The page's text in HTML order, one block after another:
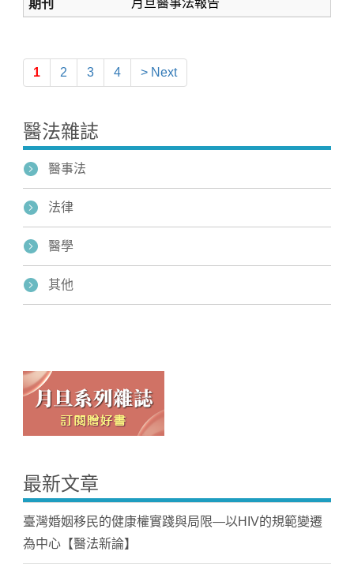
月旦醫事法報告
1 2 3 4 > Next
醫法雜誌
醫事法
法律
醫學
其他
最新文章
臺灣婚姻移民的健康權實踐與局限—以HIV的規範變遷
為中心【醫法新論】